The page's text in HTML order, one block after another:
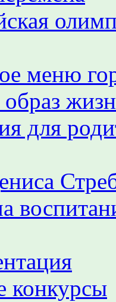
меню
для
конкурсы